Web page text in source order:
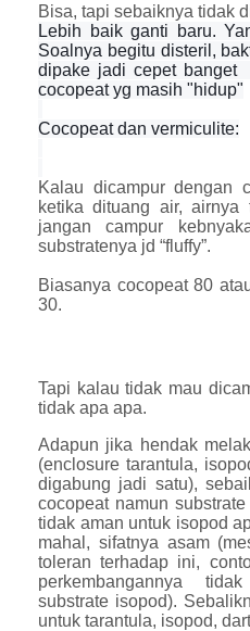
Bisa, tapi sebaiknya tidak
Lebih baik ganti baru.
Soalnya begitu disteril,
dipake jadi cepet banget
cocopeat yg masih "hidup"
Cocopeat dan vermiculite:
Kalau dicampur dengan
ketika dituang air,
jangan campur
substratenya jd “fluffy”.
Biasanya cocopeat 80
30.
Tapi kalau tidak mau
tidak apa apa.
Adapun jika hendak
(enclosure tarantula,
digabung jadi satu),
cocopeat namun
tidak aman untuk isopod
mahal, sifatnya asam
toleran terhadap ini,
perkembangannya
substrate isopod).
untuk tarantula, isopod,